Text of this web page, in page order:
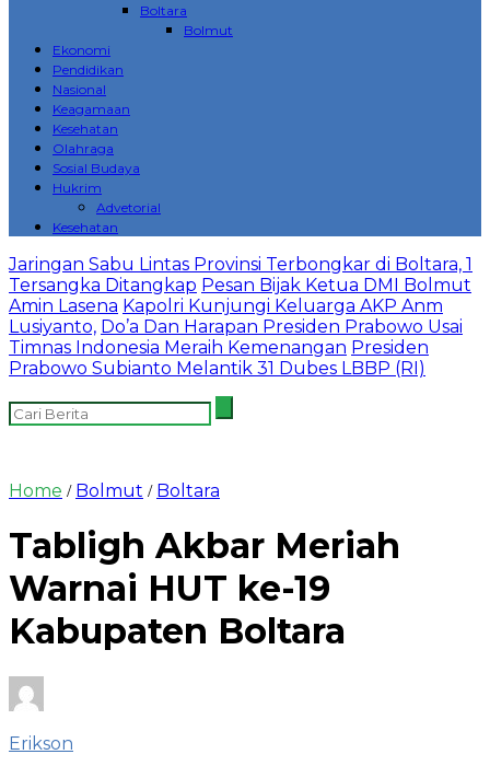
Boltara
Bolmut
Ekonomi
Pendidikan
Nasional
Keagamaan
Kesehatan
Olahraga
Sosial Budaya
Hukrim
Advetorial
Kesehatan
Jaringan Sabu Lintas Provinsi Terbongkar di Boltara, 1
Tersangka Ditangkap Pesan Bijak Ketua DMI Bolmut
Amin Lasena Kapolri Kunjungi Keluarga AKP Anm
Lusiyanto, Do’a Dan Harapan Presiden Prabowo Usai
Timnas Indonesia Meraih Kemenangan Presiden
Prabowo Subianto Melantik 31 Dubes LBBP (RI)
Home / Bolmut / Boltara
Tabligh Akbar Meriah
Warnai HUT ke-19
Kabupaten Boltara
Erikson